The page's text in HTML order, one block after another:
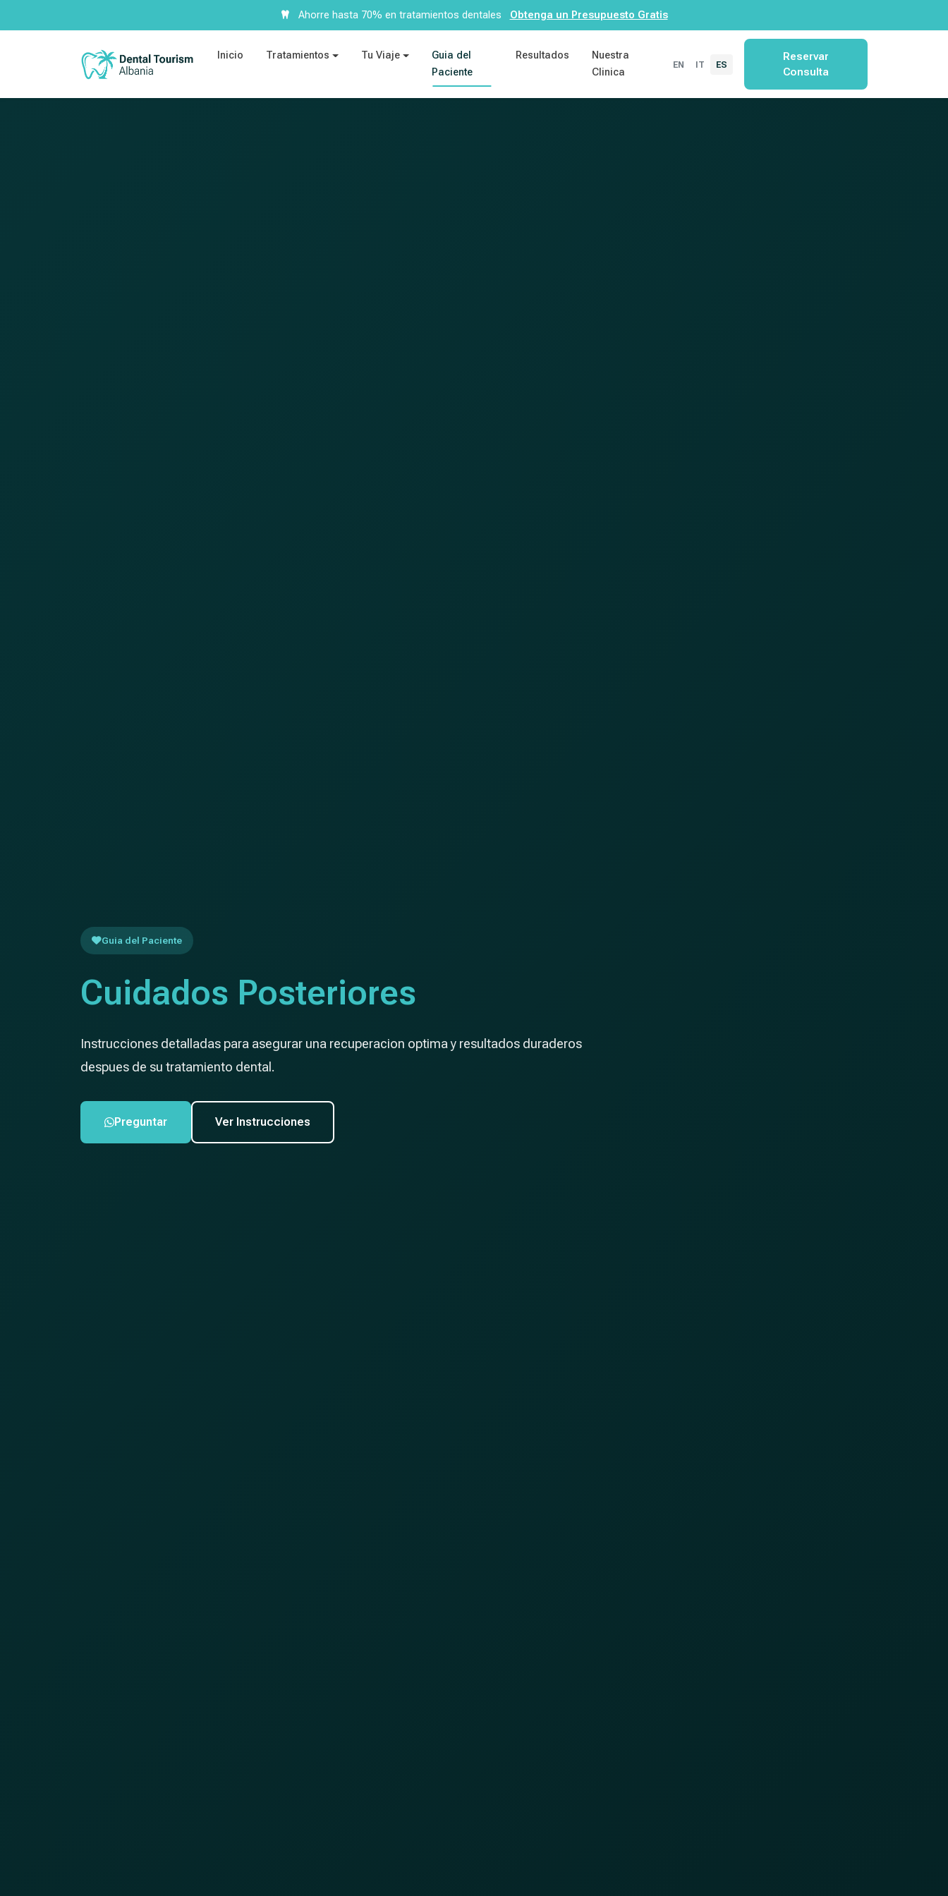
Ahorre hasta 70% en tratamientos dentales Obtenga un Presupuesto Gratis
Inicio Tratamientos Tu Viaje
Guia del
Paciente
Resultados
Nuestra
Clinica
EN IT ES
Reservar
Consulta
Guia del Paciente
Cuidados Posteriores
Instrucciones detalladas para asegurar una recuperacion optima y resultados duraderos
despues de su tratamiento dental.
Preguntar Ver Instrucciones